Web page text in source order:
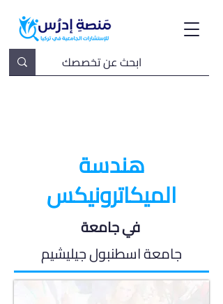
هندسة
الميكاترونيكس
في جامعة
جامعة اسطنبول جيليشيم